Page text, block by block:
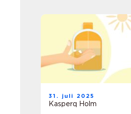
31. juli 2025
Kasperq Holm